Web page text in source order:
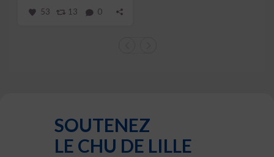
53 13 0
SOUTENEZ
LE CHU DE LILLE